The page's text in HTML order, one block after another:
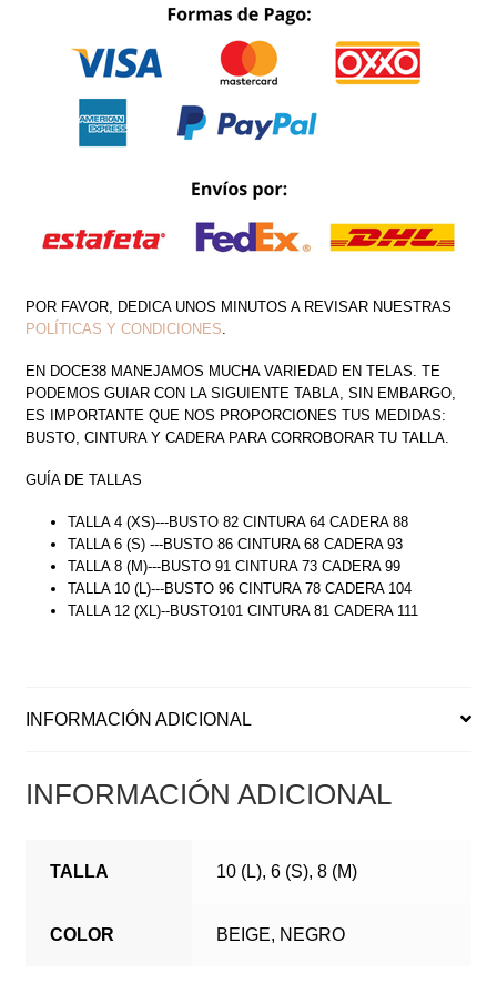
POR FAVOR, DEDICA UNOS MINUTOS A REVISAR NUESTRAS
POLÍTICAS Y CONDICIONES
EN DOCE38 MANEJAMOS MUCHA VARIEDAD EN TELAS. TE
PODEMOS GUIAR CON LA SIGUIENTE TABLA, SIN EMBARGO,
ES IMPORTANTE QUE NOS PROPORCIONES TUS MEDIDAS:
BUSTO, CINTURA Y CADERA PARA CORROBORAR TU TALLA.
GUÍA DE TALLAS
TALLA 4 (XS)---BUSTO 82 CINTURA 64 CADERA 88
TALLA 6 (S) ---BUSTO 86 CINTURA 68 CADERA 93
TALLA 8 (M)---BUSTO 91 CINTURA 73 CADERA 99
TALLA 10 (L)---BUSTO 96 CINTURA 78 CADERA 104
TALLA 12 (XL)--BUSTO101 CINTURA 81 CADERA 111
INFORMACIÓN ADICIONAL
INFORMACIÓN ADICIONAL
TALLA 10 (L), 6 (S), 8 (M)
COLOR BEIGE, NEGRO